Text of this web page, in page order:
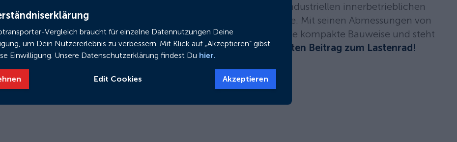
Das draisin THASOS ist ein Lastendreirad, das sowohl für den industriellen innerbetrieblichen
Einsatz als auch für außerbetriebliche Fahrten konzipiert wurde. Mit seinen Abmessungen von
ca. 195 cm Länge, 73 cm Breite und 113 cm Höhe bietet es eine kompakte Bauweise und steht
dank des Trike-Konzepts sehr stabil. Lesen Sie hier den gesamten Beitrag zum Lastenrad!
Vergleich braucht für einzelne Datennutzungen Deine
um Dein Nutzererlebnis zu verbessern. Mit Klick auf „Akzeptieren“ gibst
Einwilligung. Unsere Datenschutzerklärung findest Du hier.
Edit Cookies Akzeptieren